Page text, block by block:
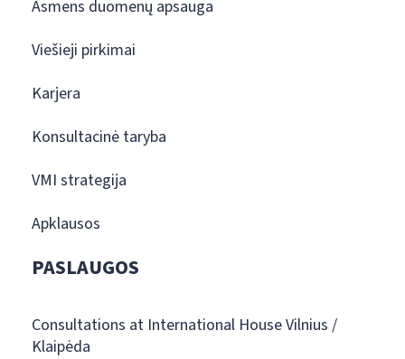
Asmens duomenų apsauga
Viešieji pirkimai
Karjera
Konsultacinė taryba
VMI strategija
Apklausos
PASLAUGOS
Consultations at International House Vilnius /
Klaipėda